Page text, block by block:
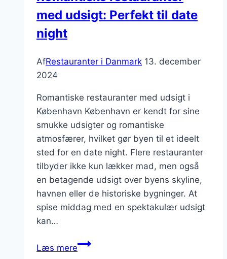
med udsigt: Perfekt til date
night
AfRestauranter i Danmark 13. december
2024
Romantiske restauranter med udsigt i
København København er kendt for sine
smukke udsigter og romantiske
atmosfærer, hvilket gør byen til et ideelt
sted for en date night. Flere restauranter
tilbyder ikke kun lækker mad, men også
en betagende udsigt over byens skyline,
havnen eller de historiske bygninger. At
spise middag med en spektakulær udsigt
kan…
Læs mereRomantiske